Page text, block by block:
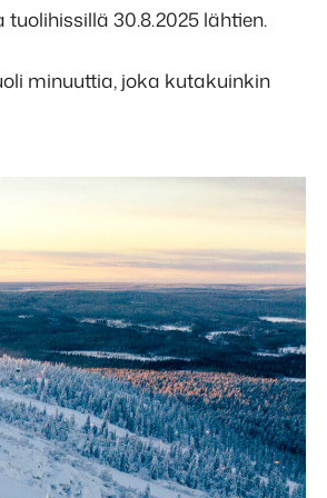
30.8.2025 lähtien.
minuuttia, joka kutakuinkin